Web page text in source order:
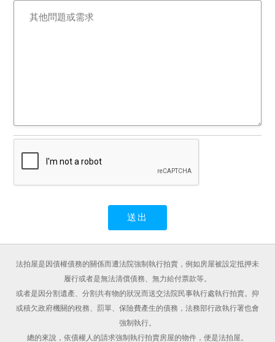
法拍屋是因債權債務的關係而遭法院強制執行拍賣，例如房屋被設定抵押未
履行或者是無法清償債務、無力給付票款等。
或者是因分割遺產、分割共有物的狀況而送交法院民事執行處執行拍賣。抑
或積欠政府機關的稅務、罰單、保險費產生的債務，法務部行政執行署也會
強制執行。
總的來說，依債權人的請求強制執行拍賣房屋的物件，便是法拍屋。